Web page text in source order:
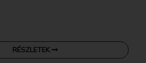
RÉSZLETEK